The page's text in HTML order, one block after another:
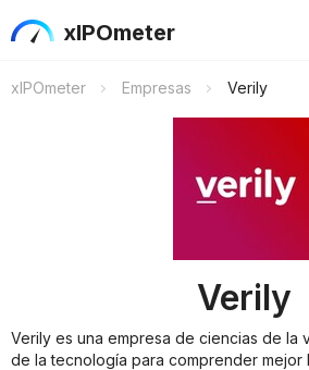
xIPOmeter
xIPOmeter Empresas Verily
Verily
Verily es una empresa de ciencias de la
de la tecnología para comprender mejor